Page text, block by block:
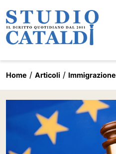
Home Articoli Immigrazione